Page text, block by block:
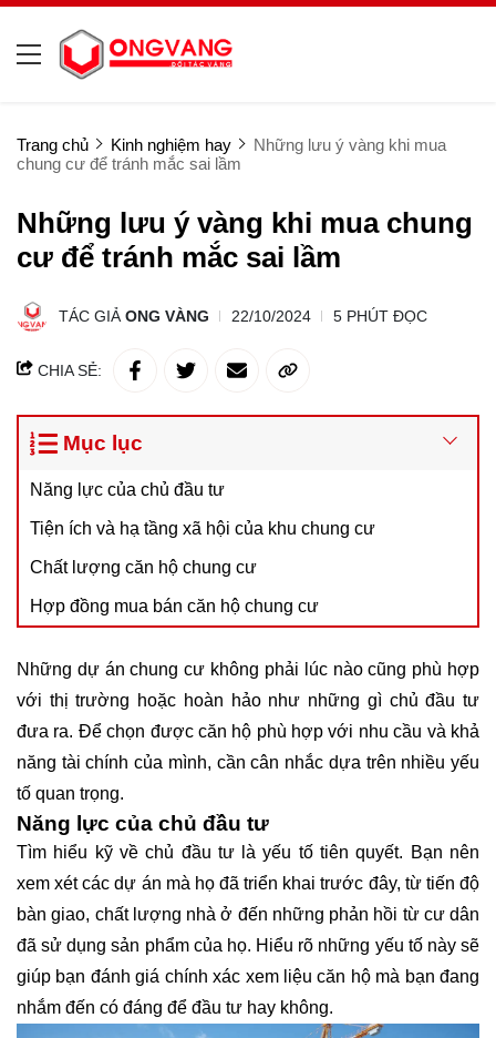
Trang chủ Kinh nghiệm hay
Những lưu ý vàng khi mua
chung cư để tránh mắc sai lầm
Những lưu ý vàng khi mua chung
cư để tránh mắc sai lầm
TÁC GIẢ ONG VÀNG 22/10/2024 5 PHÚT ĐỌC
CHIA SẺ:
Mục lục
Năng lực của chủ đầu tư
Tiện ích và hạ tầng xã hội của khu chung cư
Chất lượng căn hộ chung cư
Hợp đồng mua bán căn hộ chung cư
Những dự án chung cư không phải lúc nào cũng phù hợp
với thị trường hoặc hoàn hảo như những gì chủ đầu tư
đưa ra. Để chọn được căn hộ phù hợp với nhu cầu và khả
năng tài chính của mình, cần cân nhắc dựa trên nhiều yếu
tố quan trọng.
Năng lực của chủ đầu tư
Tìm hiểu kỹ về chủ đầu tư là yếu tố tiên quyết. Bạn nên
xem xét các dự án mà họ đã triển khai trước đây, từ tiến độ
bàn giao, chất lượng nhà ở đến những phản hồi từ cư dân
đã sử dụng sản phẩm của họ. Hiểu rõ những yếu tố này sẽ
giúp bạn đánh giá chính xác xem liệu căn hộ mà bạn đang
nhắm đến có đáng để đầu tư hay không.